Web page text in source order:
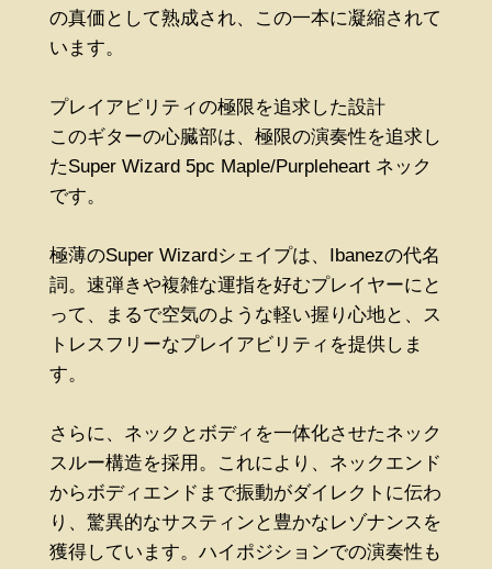
の真価として熟成され、この一本に凝縮されて
います。
プレイアビリティの極限を追求した設計
このギターの心臓部は、極限の演奏性を追求し
たSuper Wizard 5pc Maple/Purpleheart ネック
です。
極薄のSuper Wizardシェイプは、Ibanezの代名
詞。速弾きや複雑な運指を好むプレイヤーにと
って、まるで空気のような軽い握り心地と、ス
トレスフリーなプレイアビリティを提供しま
す。
さらに、ネックとボディを一体化させたネック
スルー構造を採用。これにより、ネックエンド
からボディエンドまで振動がダイレクトに伝わ
り、驚異的なサスティンと豊かなレゾナンスを
獲得しています。ハイポジションでの演奏性も